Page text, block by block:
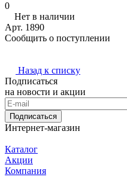
0
Нет в наличии
Арт. 1890
Сообщить о поступлении
Назад к списку
Подписаться
на новости и акции
Подписаться
Интернет-магазин
Каталог
Акции
Компания